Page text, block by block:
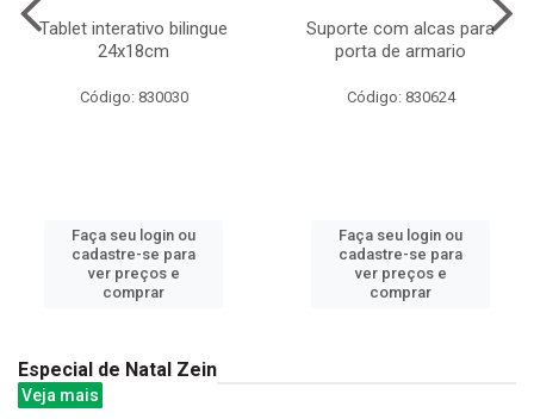
Tablet interativo bilingue
24x18cm
Código: 830030
Faça seu login ou
cadastre-se para
ver preços e
comprar
Suporte com alcas para
porta de armario
Código: 830624
Faça seu login ou
cadastre-se para
ver preços e
comprar
Especial de Natal Zein
Veja mais